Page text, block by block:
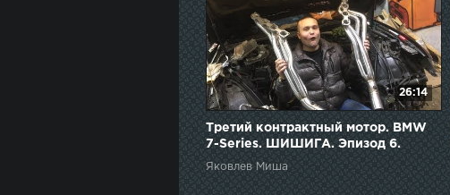
26:14
Третий контрактный мотор. BMW
7-Series. ШИШИГА. Эпизод 6.
Яковлев Миша